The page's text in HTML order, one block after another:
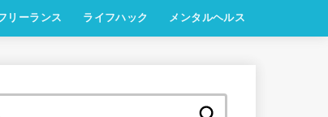
リーランス ライフハック メンタルヘルス